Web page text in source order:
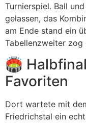
Turnierspiel. Ball
gelassen, das
am Ende stand ein
Tabellenzweiter zog
🏟
Favoriten
Dort wartete mit
Friedrichstal ein